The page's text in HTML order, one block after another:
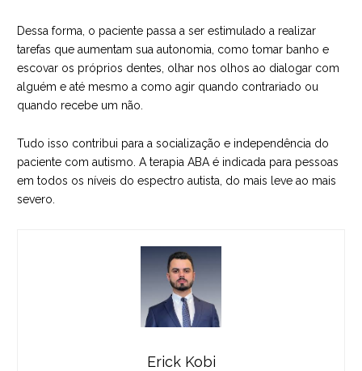
Dessa forma, o paciente passa a ser estimulado a realizar
tarefas que aumentam sua autonomia, como tomar banho e
escovar os próprios dentes, olhar nos olhos ao dialogar com
alguém e até mesmo a como agir quando contrariado ou
quando recebe um não.
Tudo isso contribui para a socialização e independência do
paciente com autismo. Aterapia ABAé indicada para pessoas
em todos os níveis do espectro autista, do mais leve ao mais
severo.
Erick Kobi